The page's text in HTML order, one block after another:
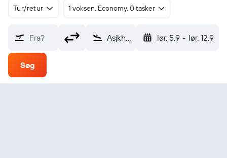
Tur/retur 1 voksen, Economy, 0 tasker
Fra? Asjkhabad Ashgabat (ASB) lør. 5.9 - lør. 12.9
Søg